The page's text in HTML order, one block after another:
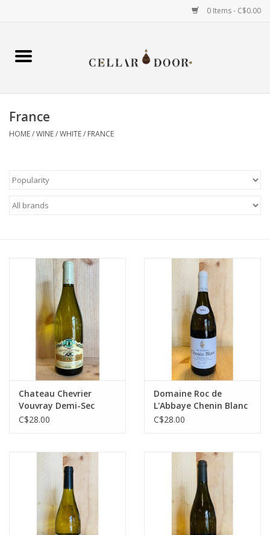
0 Items - C$0.00
Home
Wine
France
HOME/WINE/WHITE/ FRANCE
Chateau Chevrier
Vouvray Demi-Sec
C$28.00
Domaine Roc de
L'Abbaye Chenin Blanc
C$28.00